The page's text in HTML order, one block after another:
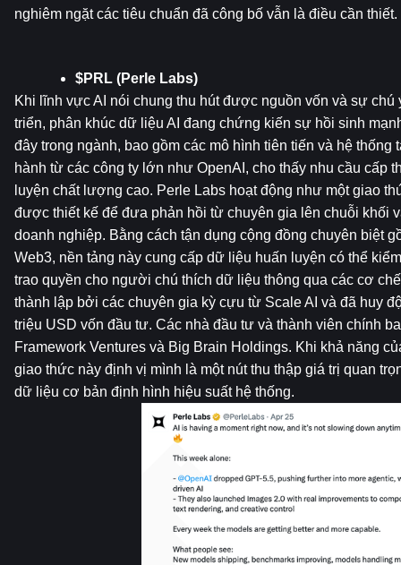
nghiêm ngặt các tiêu chuẩn đã công bố vẫn là điều cần thiết.
$PRL (Perle Labs)
Khi lĩnh vực AI nói chung thu hút được nguồn vốn và sự chú
triển, phân khúc dữ liệu AI đang chứng kiến ​​sự hồi sinh
đây trong ngành, bao gồm các mô hình tiên tiến và hệ thống
hành từ các công ty lớn như OpenAI, cho thấy nhu cầu cấp
luyện chất lượng cao. Perle Labs hoạt động như một giao
được thiết kế để đưa phản hồi từ chuyên gia lên chuỗi khối
doanh nghiệp. Bằng cách tận dụng cộng đồng chuyên biệt
Web3, nền tảng này cung cấp dữ liệu huấn luyện có thể
trao quyền cho người chú thích dữ liệu thông qua các cơ
thành lập bởi các chuyên gia kỳ cựu từ Scale AI và đã huy
triệu USD vốn đầu tư. Các nhà đầu tư và thành viên chính
Framework Ventures và Big Brain Holdings. Khi khả năng
giao thức này định vị mình là một nút thu thập giá trị quan
dữ liệu cơ bản định hình hiệu suất hệ thống.